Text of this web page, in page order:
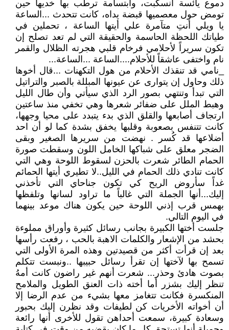
دموع يائسة انسكبت، وابتسامة ترطب بها خديها حين
تومض حول معصميها قبضة يداه، كانت تتحدث ...الساعة
يا ويلي أنتِ متآمرة علي أيتها الساعة ، تحملين في
طياتك اللحظة الحاسمة والحقيقة التي لم تعد تصلح إن
تكون سريراً لأحلامي فرخام قلبي هجرته الظلال والقمر
نام واختفى عاشقاً للأحلام....الساعة ...الساعة...
_نامي قد تنقذك الأحلام من هول التكهنات ...قال أخوها
ذلك وحاول إن يتوارى عن عيونها المبللة بالصبر والتراتيل
التي تبدأ وتنتهي بصور الرد الذي سيأتي وأن طال الليل
وهبط الملل على ضفائر شعرها وهي تخفي منذ ساعتين
ارتجاف أصابعها والقلق الذي بدء يتبدد على محيا وجهها،
كانت تتنفس بصعوبة وقلبها يخفق بشدة كما لو أن احد
أضلاعها قد كُسر . نهضت من سريرها الصغير وبقى
الضجر معلق على شباكها الخامل اللون وسقطت صورة
الحمام الطائر شعرت بالحزن لسقوط اللوحة وهي التي
كانت تنادي ذلك الحمام في الليل..لا تطيري أيتها الحمائم
غداً سأروض الريح كي تكون جناحاي التي تأخذني
إليك...أنها الجملة التي غالباً ما تراود لسانها وتلفظها
بهمس قرب إذني اللوحة حين يكون هناك موعد بينهما
في اليوم التالي.
جلست أختها الكبيرة بجانب رسائل كثيرة وأوراق مملوءة
بحشد من الإشعار والكلمات الاهبة بالحب ، رفعت رأسها
بعد إن قرأت أكثر من قصيدتين وهذه المرة الأولى التي
تسمح بها لآختها إن تقرأ رسائل حبيبها ..ونبست تتكلم
بصوت هادئ وحذر... شعرت أنهم غير راضون كانت أمهُ
تنظر إليك بشزر أما أخته ذات العنق الطويل والملامح
المنكسرة فكانت تتغامز معها بشيء من عدم الرضا إلا
أن أخواته الأخريات كن لطيفات وقد نظرن إليك بحبور
وسعادة كبيرة، سمعت أحداهن تقول للأخرى أنها رائعة